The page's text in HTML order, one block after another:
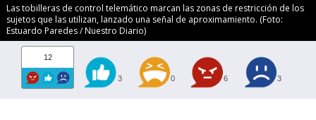
Las tobilleras de control telemático marcan las zonas de restricción de los
sujetos que las utilizan, lanzado una señal de aproximamiento. (Foto:
Estuardo Paredes / Nuestro Diario)
12
3 0 6 3